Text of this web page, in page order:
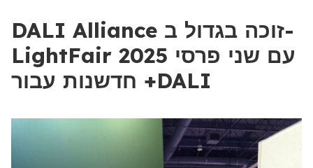
DALI Alliance זוכה בגדול ב-
LightFair 2025 עם שני פרסי
חדשנות עבור +DALI